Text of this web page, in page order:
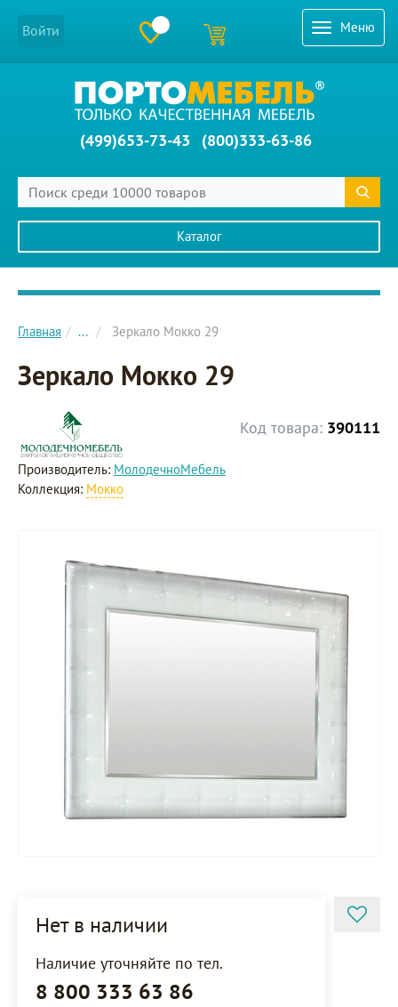
Меню
Войти
(499)653-73-43 (800)333-63-86
Каталог
Главное меню сайта
Главная ... Зеркало Мокко 29
Зеркало Мокко 29
Код товара: 390111
Производитель: МолодечноМебель
Коллекция: Мокко
Нет в наличии
Наличие уточняйте по тел.
8 800 333 63 86